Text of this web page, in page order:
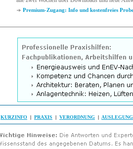
Premium-Zugang: Info und kostenfreies
KURZINFO | PRAXIS | VERORDNUNG |